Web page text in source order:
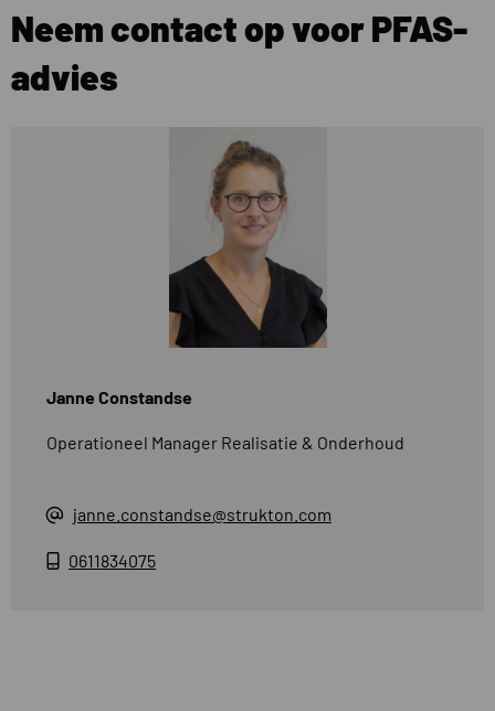
Neem contact op voor PFAS-
advies
Janne Constandse
Operationeel Manager Realisatie & Onderhoud
janne.constandse@strukton.com
0611834075